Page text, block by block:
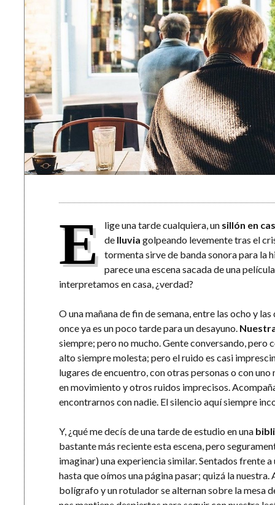
E lige una tarde cualquiera, un sillón en
de lluvia golpeando levemente tras el
tormenta sirve de banda sonora para la
parece una escena sacada de una
interpretamos en casa, ¿verdad?
O una mañana de fin de semana, entre las ocho y
once ya es un poco tarde para un desayuno.
siempre; pero no mucho. Gente conversando, pero
alto siempre molesta; pero el ruido es casi
lugares de encuentro, con otras personas o con
en movimiento y otros ruidos imprecisos.
encontrarnos con nadie. El silencio aquí siempre
Y, ¿qué me decís de una tarde de estudio en una
bastante más reciente esta escena, pero
imaginar) una experiencia similar. Sentados frente
hasta que oímos una página pasar; quizá la
bolígrafo y un rotulador se alternan sobre la mesa